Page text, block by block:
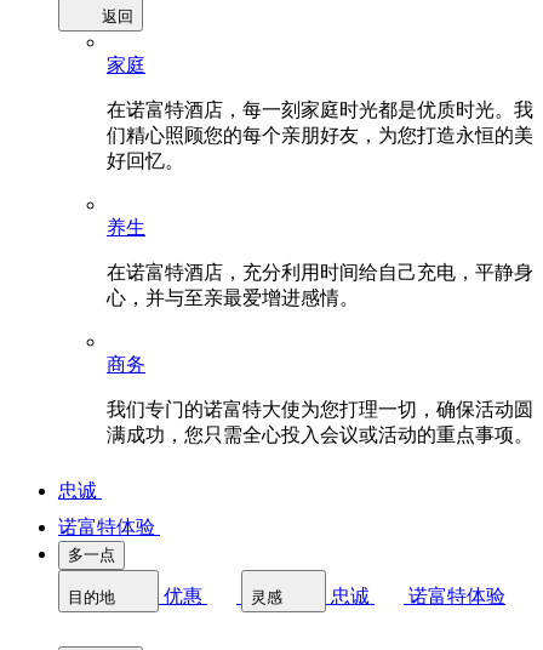
返回
家庭
在诺富特酒店，每一刻家庭时光都是优质时光。我
们精心照顾您的每个亲朋好友，为您打造永恒的美
好回忆。
养生
在诺富特酒店，充分利用时间给自己充电，平静身
心，并与至亲最爱增进感情。
商务
我们专门的诺富特大使为您打理一切，确保活动圆
满成功，您只需全心投入会议或活动的重点事项。
忠诚
诺富特体验
多一点
目的地 优惠 灵感 忠诚 诺富特体验